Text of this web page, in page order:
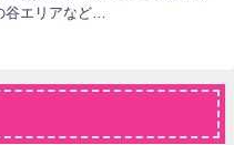
谷エリアなど…